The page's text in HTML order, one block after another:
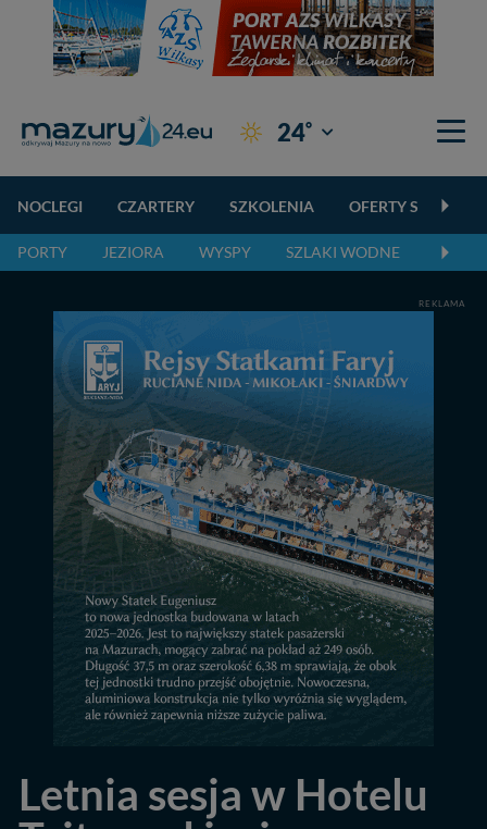
24° Giżycko
NOCLEGI CZARTERY SZKOLENIA OFERTY
PORTY JEZIORA WYSPY SZLAKI WODNE
REKLAMA
Letnia sesja w Hotelu